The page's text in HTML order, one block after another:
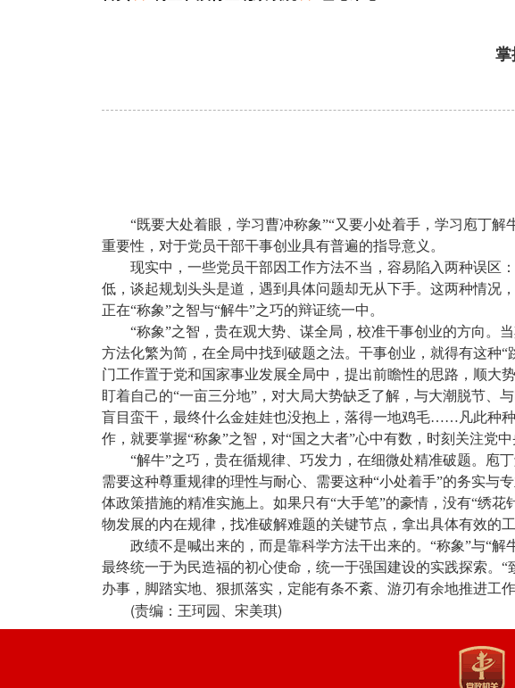
“既要大处着眼，学习曹冲称象”“又要小处着手，学习庖丁
重要性，对于党员干部干事创业具有普遍的指导意义。
现实中，一些党员干部因工作方法不当，容易陷入两种误区
低，谈起规划头头是道，遇到具体问题却无从下手。这两种情况
正在“称象”之智与“解牛”之巧的辩证统一中。
“称象”之智，贵在观大势、谋全局，校准干事创业的方向。
方法化繁为简，在全局中找到破题之法。干事创业，就得有这种
门工作置于党和国家事业发展全局中，提出前瞻性的思路，顺大
盯着自己的“一亩三分地”，对大局大势缺乏了解，与大潮脱节、
盲目蛮干，最终什么金娃娃也没抱上，落得一地鸡毛……凡此种
作，就要掌握“称象”之智，对“国之大者”心中有数，时刻关注党
“解牛”之巧，贵在循规律、巧发力，在细微处精准破题。庖
需要这种尊重规律的理性与耐心、需要这种“小处着手”的务实与
体政策措施的精准实施上。如果只有“大手笔”的豪情，没有“绣
物发展的内在规律，找准破解难题的关键节点，拿出具体有效的
政绩不是喊出来的，而是靠科学方法干出来的。“称象”与“
最终统一于为民造福的初心使命，统一于强国建设的实践探索。
办事，脚踏实地、狠抓落实，定能有条不紊、游刃有余地推进工
(责编：王珂园、宋美琪)